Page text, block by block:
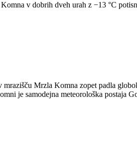
v dobrih dveh urah z −13 °C
Mrzla Komna zopet padla
je samodejna meteorološka postaja